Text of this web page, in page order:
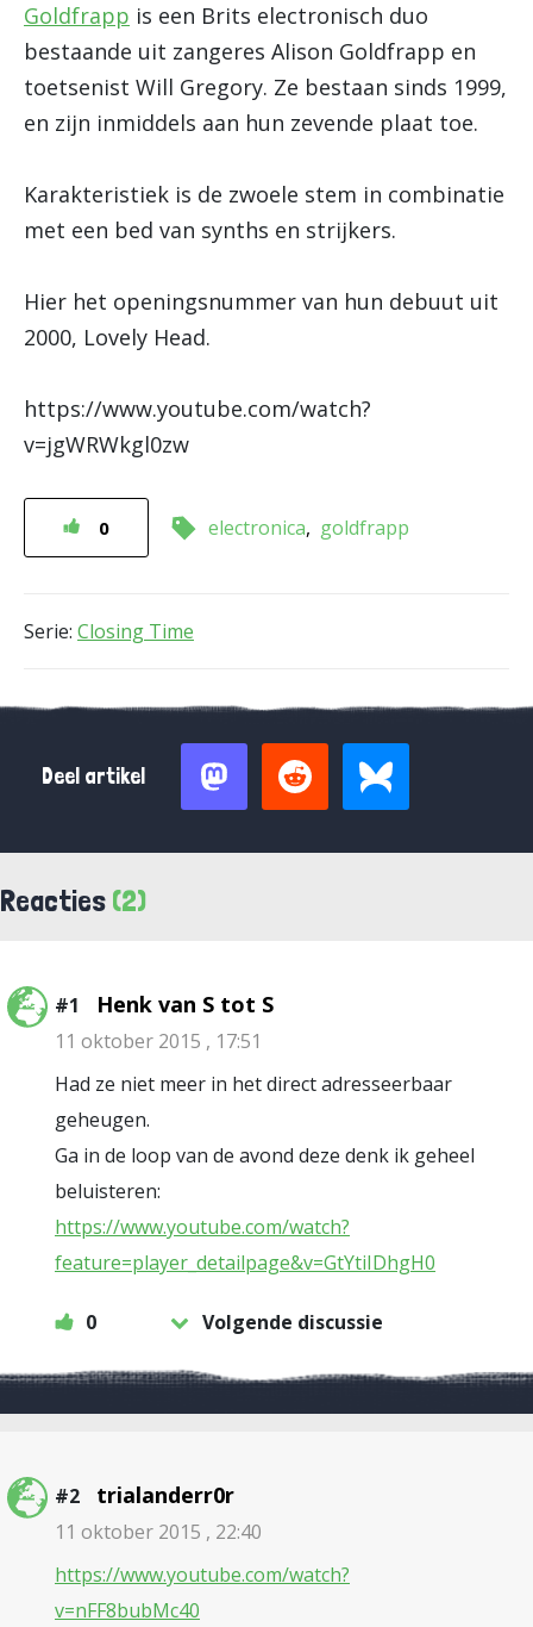
Goldfrapp is een Brits electronisch duo
bestaande uit zangeres Alison Goldfrapp en
toetsenist Will Gregory. Ze bestaan sinds 1999,
en zijn inmiddels aan hun zevende plaat toe.
Karakteristiek is de zwoele stem in combinatie
met een bed van synths en strijkers.
Hier het openingsnummer van hun debuut uit
2000, Lovely Head.
https://www.youtube.com/watch?
v=jgWRWkgl0zw
0 electronica goldfrapp
Serie: Closing Time
Deel artikel
Reacties (2)
#1 Henk van S tot S
11 oktober 2015 , 17:51
Had ze niet meer in het direct adresseerbaar
geheugen.
Ga in de loop van de avond deze denk ik geheel
beluisteren:
https://www.youtube.com/watch?
feature=player_detailpage&v=GtYtiIDhgH0
0 Volgende discussie
#2 trialanderr0r
11 oktober 2015 , 22:40
https://www.youtube.com/watch?
v=nFF8bubMc40